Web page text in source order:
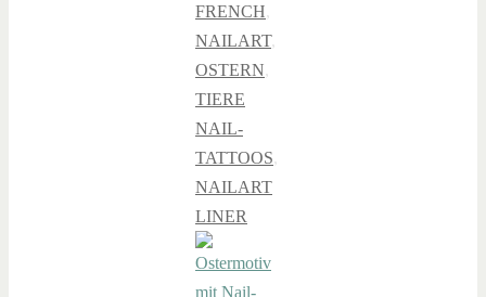
FRENCH,
NAILART,
OSTERN,
TIERE
NAIL-
TATTOOS,
NAILART
LINER